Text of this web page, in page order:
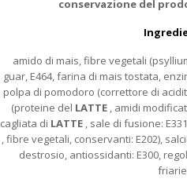
conservazione del
amido di mais, fibre vegetali
guar, E464, farina di mais tostata,
polpa di pomodoro (correttore di
(proteine del LATTE, amidi
cagliata di LATTE , sale di fusione:
, fibre vegetali, conservanti: E202),
destrosio, antiossidanti: E300,